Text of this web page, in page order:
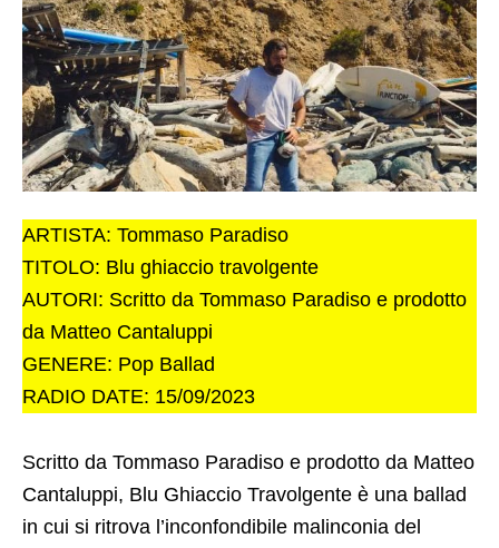
ARTISTA: Tommaso Paradiso
TITOLO: Blu ghiaccio travolgente
AUTORI: Scritto da Tommaso Paradiso e prodotto
da Matteo Cantaluppi
GENERE: Pop Ballad
RADIO DATE: 15/09/2023
Scritto da Tommaso Paradiso e prodotto da Matteo
Cantaluppi, Blu Ghiaccio Travolgente è una ballad
in cui si ritrova l’inconfondibile malinconia del